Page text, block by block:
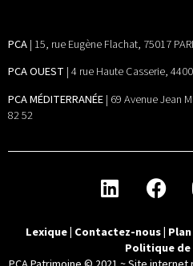
PCA| 15, rue Eugène Flachat, 75017
PCA OUEST | 4 rue Haute Casserie,
PCA MÉDITERRANÉE| 69 Avenue Jean
82 52
Lexique| Contactez-nous|
Politique de